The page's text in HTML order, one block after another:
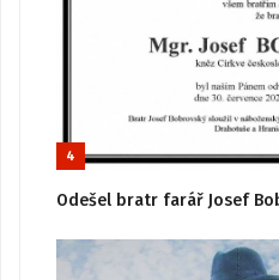
4
Odešel bratr farář Josef